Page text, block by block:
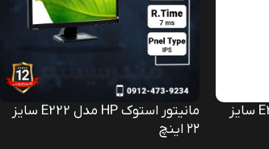
مانیتور استوک HP مدل E240 سایز
مانیتور استوک HP مدل E222 سایز
۲۲ اینچ